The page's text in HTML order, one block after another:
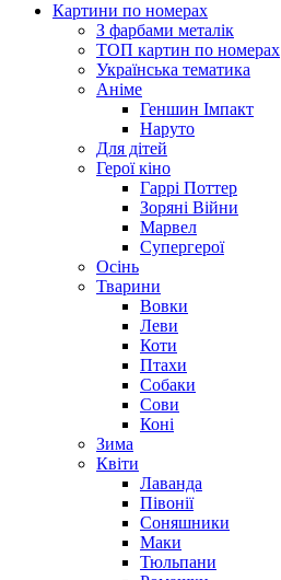
Картини по номерах
З фарбами металік
ТОП картин по номерах
Українська тематика
Аніме
Геншин Імпакт
Наруто
Для дітей
Герої кіно
Гаррі Поттер
Зоряні Війни
Марвел
Супергерої
Осінь
Тварини
Вовки
Леви
Коти
Птахи
Собаки
Сови
Коні
Зима
Квіти
Лаванда
Півонії
Соняшники
Маки
Тюльпани